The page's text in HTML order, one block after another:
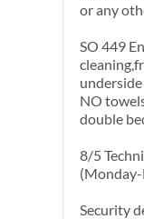
or any
SO 449
NO
double
8/5
Security